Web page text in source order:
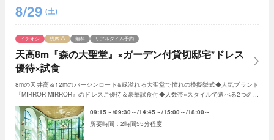
8/29 (土)
天高8m『森の大聖堂』×ガーデン付貸切邸宅*ドレス
優待×試食
イチオシ 残席 無料 リアルタイム予約
8mの天井高＆12mのバージンロード&緑溢れる大聖堂で憧れの模擬挙式◆人気ブランド
『MIRROR MIRROR』のドレスご優待＆豪華試食付◆人数帯×スタイルで選べる2つの貸
09:15～ 09:30～ 14:45～ 15:00～ 18:00～
2時間55分程度